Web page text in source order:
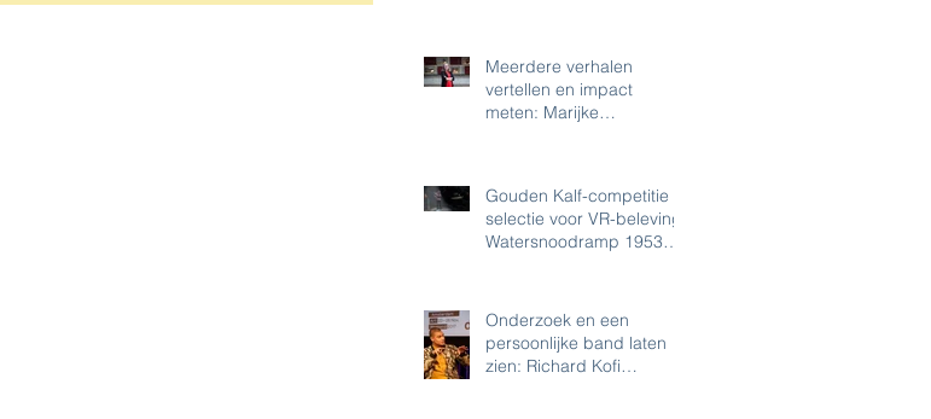
Meerdere verhalen
vertellen en impact
meten: Marijke
Gouden Kalf-competitie
selectie voor VR-beleving
Watersnoodramp 1953
Onderzoek en een
persoonlijke band laten
zien: Richard Kofi